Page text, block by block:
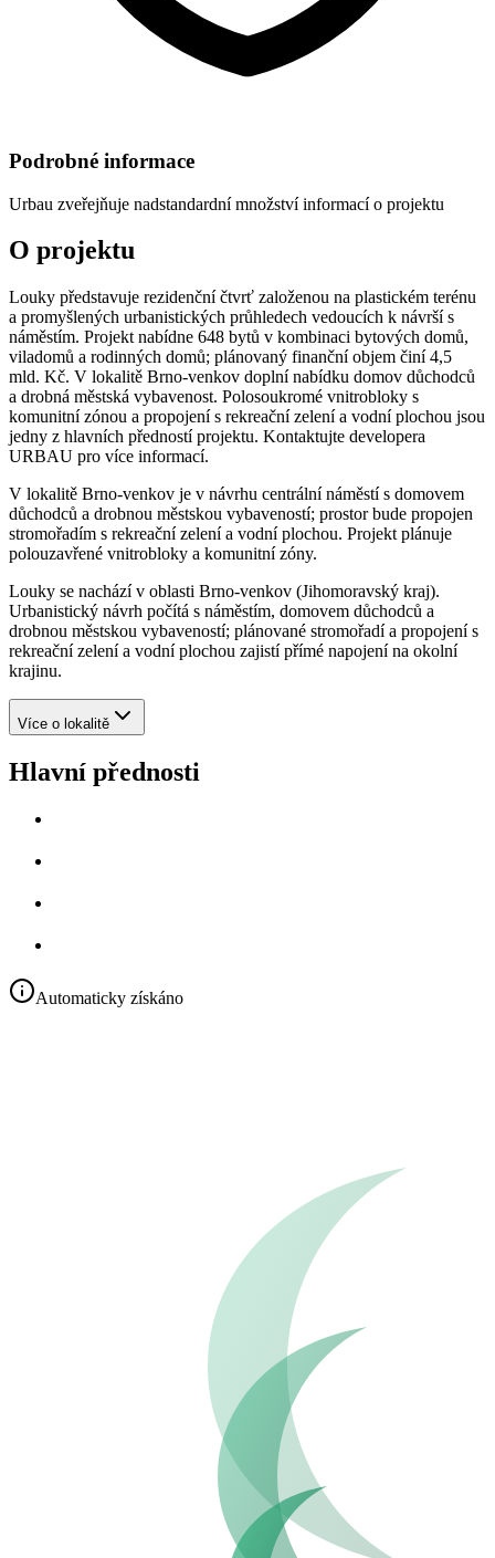
Podrobné informace
Urbau zveřejňuje nadstandardní množství informací o projektu
O projektu
Louky představuje rezidenční čtvrť založenou na plastickém terénu
a promyšlených urbanistických průhledech vedoucích k návrší s
náměstím. Projekt nabídne 648 bytů v kombinaci bytových domů,
viladomů a rodinných domů; plánovaný finanční objem činí 4,5
mld. Kč. V lokalitě Brno‑venkov doplní nabídku domov důchodců
a drobná městská vybavenost. Polosoukromé vnitrobloky s
komunitní zónou a propojení s rekreační zelení a vodní plochou jsou
jedny z hlavních předností projektu. Kontaktujte developera
URBAU pro více informací.
V lokalitě Brno‑venkov je v návrhu centrální náměstí s domovem
důchodců a drobnou městskou vybaveností; prostor bude propojen
stromořadím s rekreační zelení a vodní plochou. Projekt plánuje
polouzavřené vnitrobloky a komunitní zóny.
Louky se nachází v oblasti Brno‑venkov (Jihomoravský kraj).
Urbanistický návrh počítá s náměstím, domovem důchodců a
drobnou městskou vybaveností; plánované stromořadí a propojení s
rekreační zelení a vodní plochou zajistí přímé napojení na okolní
krajinu.
Více o lokalitě
Hlavní přednosti
Automaticky získáno